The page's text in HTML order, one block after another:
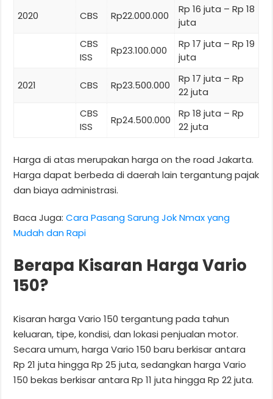
2020 CBS Rp22.000.000
Rp 16 juta – Rp 18
juta
CBS
ISS
Rp23.100.000
Rp 17 juta – Rp 19
juta
2021 CBS Rp23.500.000
Rp 17 juta – Rp
22 juta
CBS
ISS
Rp24.500.000
Rp 18 juta – Rp
22 juta
Harga di atas merupakan harga on the road Jakarta.
Harga dapat berbeda di daerah lain tergantung pajak
dan biaya administrasi.
Baca Juga:Cara Pasang Sarung Jok Nmax yang
Mudah dan Rapi
Berapa Kisaran Harga Vario
150?
Kisaran harga Vario 150 tergantung pada tahun
keluaran, tipe, kondisi, dan lokasi penjualan motor.
Secara umum, harga Vario 150 baru berkisar antara
Rp 21 juta hingga Rp 25 juta, sedangkan harga Vario
150 bekas berkisar antara Rp 11 juta hingga Rp 22 juta.